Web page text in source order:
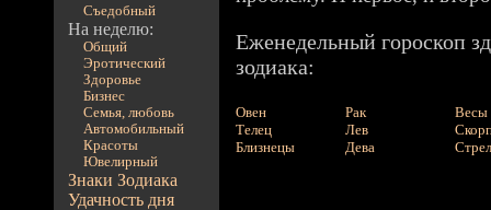
Съедобный
На неделю:
Общий
Эротический
Здоровье
Бизнес
Семья, любовь
Автомобильный
Красоты
Ювелирный
Знаки Зодиака
Удачность дня
Еженедельный гороскоп
зодиака:
Овен
Телец
Близнецы
Рак
Лев
Дева
Весы